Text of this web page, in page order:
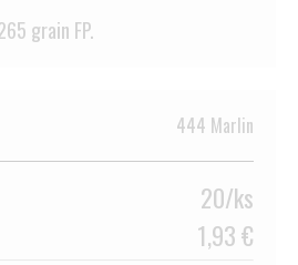
grain FP.
444 Marlin
20/ks
1,93 €